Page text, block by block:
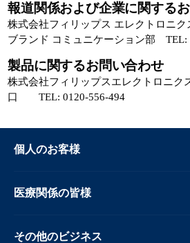
報道関係および企業に関する
株式会社フィリップス エレクトロニ
ブランド コミュニケーション部 TEL:
製品に関するお問い合わせ
株式会社フィリップスエレクトロニ
口 TEL: 0120-556-494
個人のお客様
医療関係の皆様
その他のビジネス